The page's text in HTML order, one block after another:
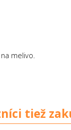
melivo.
tiež